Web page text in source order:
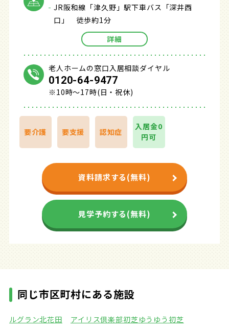
JR阪和線「津久野」駅下車バス「深井西
口」 徒歩約1分
詳細
老人ホームの窓口入居相談ダイヤル
0120-64-9477
※10時～17時(日・祝休)
要介護 要支援 認知症
入居金0
円可
資料請求する(無料)
見学予約する(無料)
同じ市区町村にある施設
ルグラン北花田 アイリス倶楽部初芝ゆうゆう初芝